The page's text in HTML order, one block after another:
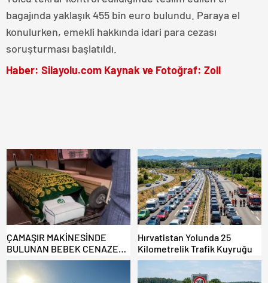
bagajında ​​yaklaşık 455 bin euro bulundu. Paraya el
konulurken, emekli hakkında idari para cezası
soruşturması başlatıldı.
Haber: Silayolu.com Kaynak ve Fotoğraf: Zoll
ÇAMAŞIR MAKİNESİNDE
BULUNAN BEBEK CENAZESİ
ŞOK ETTİ
Hırvatistan Yolunda 25
Kilometrelik Trafik Kuyruğu